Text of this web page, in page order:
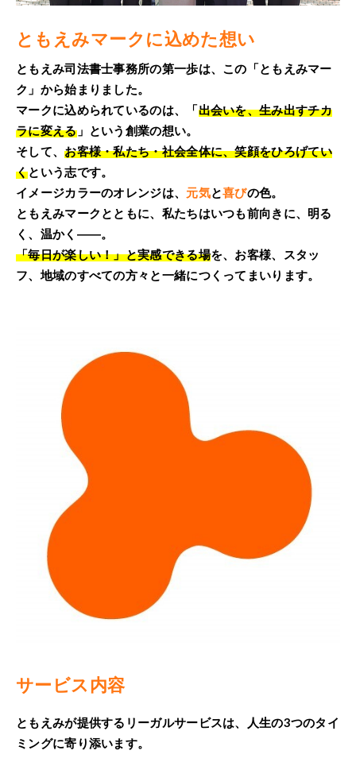
ともえみマークに込めた想い
ともえみ司法書士事務所の第一歩は、この「ともえみマー
ク」から始まりました。
マークに込められているのは、「出会いを、生み出すチカ
ラに変える」という創業の想い。
そして、お客様・私たち・社会全体に、笑顔をひろげてい
くという志です。
イメージカラーのオレンジは、 元気と喜びの色。
ともえみマークとともに、私たちはいつも前向きに、明る
く、温かく――。
「毎日が楽しい！」と実感できる場を、お客様、スタッ
フ、地域のすべての方々と一緒につくってまいります。
サービス内容
ともえみが提供するリーガルサービスは、人生の3つのタイ
ミングに寄り添います。